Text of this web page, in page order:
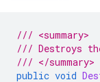
/// <summary>
/// Destroys
/// </summary>
public void